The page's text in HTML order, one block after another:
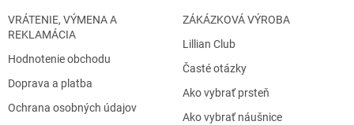
VRÁTENIE, VÝMENA A
REKLAMÁCIA
Hodnotenie obchodu
Doprava a platba
Ochrana osobných údajov
ZÁKÁZKOVÁ VÝROBA
Lillian Club
Časté otázky
Ako vybrať prsteň
Ako vybrať náušnice